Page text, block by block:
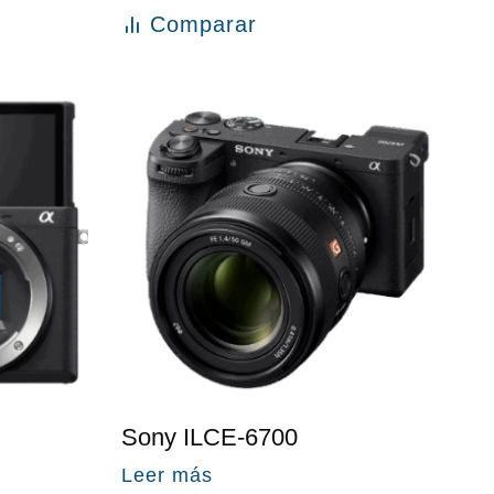
Comparar
Sony ILCE-6700
Leer más